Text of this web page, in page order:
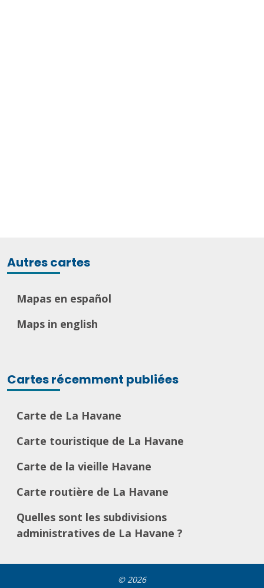
Autres cartes
Mapas en español
Maps in english
Cartes récemment publiées
Carte de La Havane
Carte touristique de La Havane
Carte de la vieille Havane
Carte routière de La Havane
Quelles sont les subdivisions
administratives de La Havane ?
© 2026